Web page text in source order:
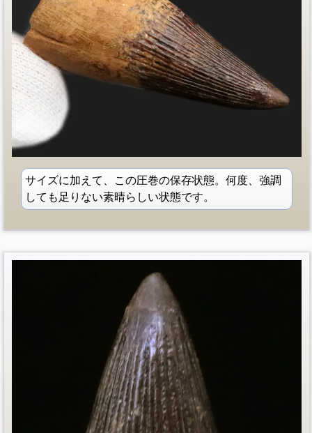
サイズに加えて、この圧巻の保存状態。何度、強調
しても足りない素晴らしい状態です。